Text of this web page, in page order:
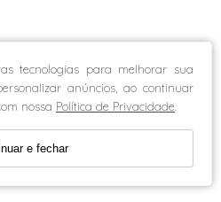
tecnologias para melhorar sua
anúncios, ao continuar
nossa Política de Privacidade
e fechar